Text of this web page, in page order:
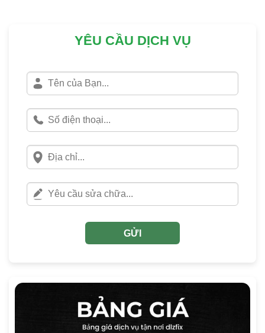
YÊU CẦU DỊCH VỤ
GỬI